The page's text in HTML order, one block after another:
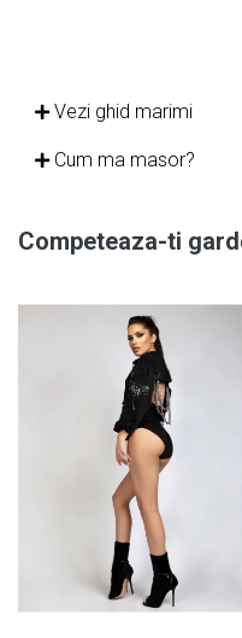
Vezi ghid marimi
Cum ma masor?
Competeaza-ti